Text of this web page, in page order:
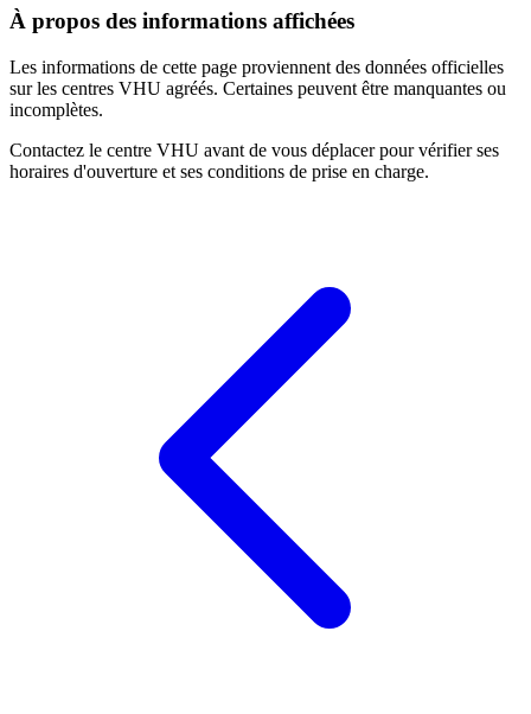
À propos des informations affichées
Les informations de cette page proviennent des données officielles
sur les centres VHU agréés. Certaines peuvent être manquantes ou
incomplètes.
Contactez le centre VHU avant de vous déplacer pour vérifier ses
horaires d'ouverture et ses conditions de prise en charge.